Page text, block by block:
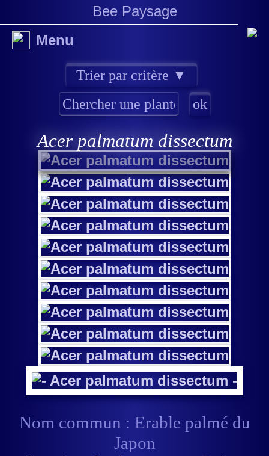
Bee Paysage
Menu
Acer palmatum dissectum
Nom commun : Erable palmé du
Japon